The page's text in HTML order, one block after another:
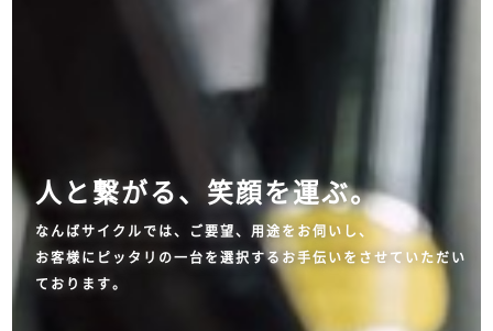
人と繋がる、笑顔を運ぶ。
なんばサイクルでは、ご要望、用途をお伺いし、
お客様にピッタリの一台を選択するお手伝いをさせていただい
ております。